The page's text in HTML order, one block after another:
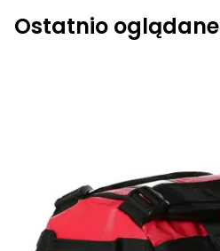
Ostatnio oglądane